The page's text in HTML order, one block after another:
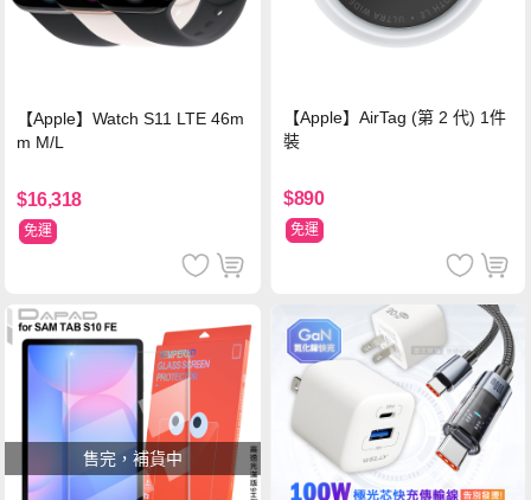
【Apple】Watch S11 LTE 46m
m M/L
$16,318
免運
【Apple】AirTag (第 2 代) 1件
裝
$890
免運
售完，補貨中